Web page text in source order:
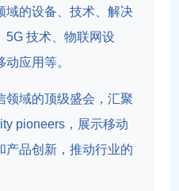
域的设备、技术、解决
5G 技术、物联网设
应用等。
领域的顶级盛会，汇聚
pioneers，展示移动
产品创新，推动行业的